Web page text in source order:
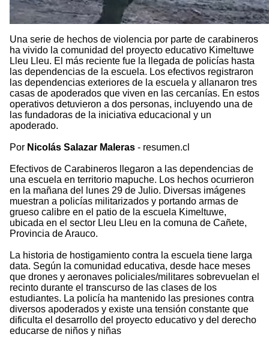
Una serie de hechos de violencia por parte de carabineros
ha vivido la comunidad del proyecto educativo Kimeltuwe
Lleu Lleu. El más reciente fue la llegada de policías hasta
las dependencias de la escuela. Los efectivos registraron
las dependencias exteriores de la escuela y allanaron tres
casas de apoderados que viven en las cercanías. En estos
operativos detuvieron a dos personas, incluyendo una de
las fundadoras de la iniciativa educacional y un
apoderado.
Por Nicolás Salazar Maleras - resumen.cl
Efectivos de Carabineros llegaron a las dependencias de
una escuela en territorio mapuche. Los hechos ocurrieron
en la mañana del lunes 29 de Julio. Diversas imágenes
muestran a policías militarizados y portando armas de
grueso calibre en el patio de la escuela Kimeltuwe,
ubicada en el sector Lleu Lleu en la comuna de Cañete,
Provincia de Arauco.
La historia de hostigamiento contra la escuela tiene larga
data. Según la comunidad educativa, desde hace meses
que drones y aeronaves policiales/militares sobrevuelan el
recinto durante el transcurso de las clases de los
estudiantes. La policía ha mantenido las presiones contra
diversos apoderados y existe una tensión constante que
dificulta el desarrollo del proyecto educativo y del derecho
educarse de niños y niñas